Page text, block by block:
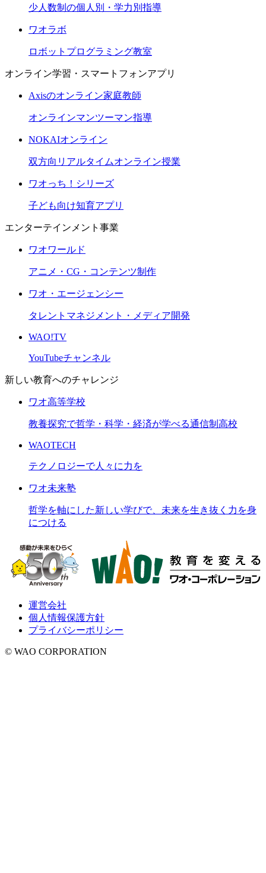
少人数制の個人別・学力別指導
ワオラボ
ロボットプログラミング教室
オンライン学習・スマートフォンアプリ
Axisのオンライン家庭教師
オンラインマンツーマン指導
NOKAIオンライン
双方向リアルタイムオンライン授業
ワオっち！シリーズ
子ども向け知育アプリ
エンターテインメント事業
ワオワールド
アニメ・CG・コンテンツ制作
ワオ・エージェンシー
タレントマネジメント・メディア開発
WAO!TV
YouTubeチャンネル
新しい教育へのチャレンジ
ワオ高等学校
教養探究で哲学・科学・経済が学べる通信制高校
WAOTECH
テクノロジーで人々に力を
ワオ未来塾
哲学を軸にした新しい学びで、未来を生き抜く力を身
につける
運営会社
個人情報保護方針
プライバシーポリシー
© WAO CORPORATION